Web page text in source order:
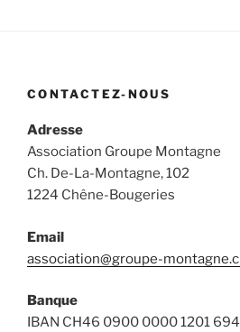
CONTACTEZ-NOUS
Adresse
Association Groupe Montagne
Ch. De-La-Montagne, 102
1224 Chêne-Bougeries
Email
association@groupe-
Banque
IBAN CH46 0900 0000 1201